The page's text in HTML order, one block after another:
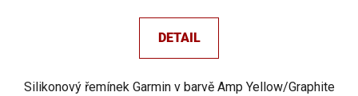
DETAIL
Silikonový řemínek Garmin v barvě Amp Yellow/Graphite